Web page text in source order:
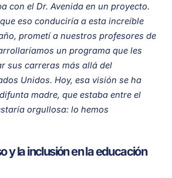
con el Dr. Avenida en un proyecto.
eso conduciría a esta increíble
prometí a nuestros profesores de
un programa que les
sus carreras más allá del
Unidos. Hoy, esa visión se ha
madre, que estaba entre el
orgullosa: lo hemos
y la inclusión en la educación